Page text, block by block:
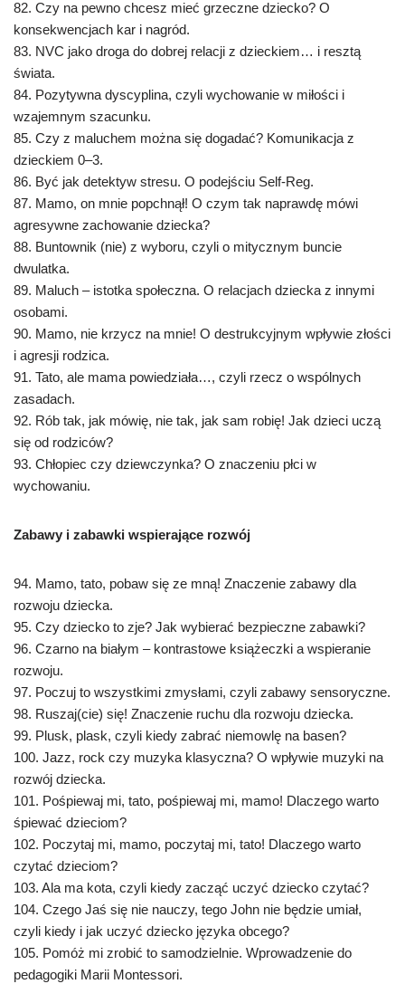
82. Czy na pewno chcesz mieć grzeczne dziecko? O
konsekwencjach kar i nagród.
83. NVC jako droga do dobrej relacji z dzieckiem… i resztą
świata.
84. Pozytywna dyscyplina, czyli wychowanie w miłości i
wzajemnym szacunku.
85. Czy z maluchem można się dogadać? Komunikacja z
dzieckiem 0–3.
86. Być jak detektyw stresu. O podejściu Self-Reg.
87. Mamo, on mnie popchnął! O czym tak naprawdę mówi
agresywne zachowanie dziecka?
88. Buntownik (nie) z wyboru, czyli o mitycznym buncie
dwulatka.
89. Maluch – istotka społeczna. O relacjach dziecka z innymi
osobami.
90. Mamo, nie krzycz na mnie! O destrukcyjnym wpływie złości
i agresji rodzica.
91. Tato, ale mama powiedziała…, czyli rzecz o wspólnych
zasadach.
92. Rób tak, jak mówię, nie tak, jak sam robię! Jak dzieci uczą
się od rodziców?
93. Chłopiec czy dziewczynka? O znaczeniu płci w
wychowaniu.
Zabawy i zabawki wspierające rozwój
94. Mamo, tato, pobaw się ze mną! Znaczenie zabawy dla
rozwoju dziecka.
95. Czy dziecko to zje? Jak wybierać bezpieczne zabawki?
96. Czarno na białym – kontrastowe książeczki a wspieranie
rozwoju.
97. Poczuj to wszystkimi zmysłami, czyli zabawy sensoryczne.
98. Ruszaj(cie) się! Znaczenie ruchu dla rozwoju dziecka.
99. Plusk, plask, czyli kiedy zabrać niemowlę na basen?
100. Jazz, rock czy muzyka klasyczna? O wpływie muzyki na
rozwój dziecka.
101. Pośpiewaj mi, tato, pośpiewaj mi, mamo! Dlaczego warto
śpiewać dzieciom?
102. Poczytaj mi, mamo, poczytaj mi, tato! Dlaczego warto
czytać dzieciom?
103. Ala ma kota, czyli kiedy zacząć uczyć dziecko czytać?
104. Czego Jaś się nie nauczy, tego John nie będzie umiał,
czyli kiedy i jak uczyć dziecko języka obcego?
105. Pomóż mi zrobić to samodzielnie. Wprowadzenie do
pedagogiki Marii Montessori.